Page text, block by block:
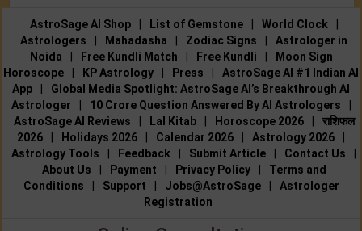
AstroSage AI Shop | List of Gemstone | World Clock
|
Astrologers
| Mahadasha | Zodiac Signs |
Astrologer in
Noida
| Free Kundli Match | Free Kundli |
Moon Sign
Horoscope
| KP Astrology | Press |
AstroSage AI #1 Indian AI
App
|
Global Media Spotlight: AstroSage AI’s Breakthrough AI
Astrologer
| 10 Crore Question Answered By AI Astrologers
|
AstroSage AI Reviews
| Lal Kitab | Horoscope 2026 |
राशिफल
2026
| Holidays 2026 | Calendar 2026 | Astrology 2026
|
Astrology Tools
| Feedback | Submit Article | Contact Us
|
About Us
| Payment | Privacy Policy |
Terms and
Conditions
| Support | Jobs@AstroSage |
Astrologer
Registration